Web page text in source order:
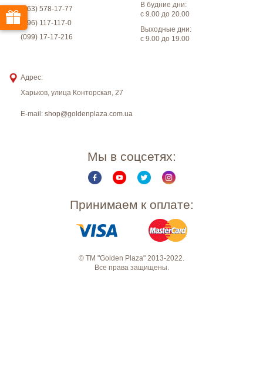
(063) 578-17-77
(096) 117-117-0
(099) 17-17-216
В будние дни:
с 9.00 до 20.00
Выходные дни:
с 9.00 до 19.00
Адрес:
Харьков, улица Конторская, 27
E-mail: shop@goldenplaza.com.ua
Мы в соцсетях:
Принимаем к оплате:
© ТМ "Golden Plaza" 2013-2022.
Все права защищены.